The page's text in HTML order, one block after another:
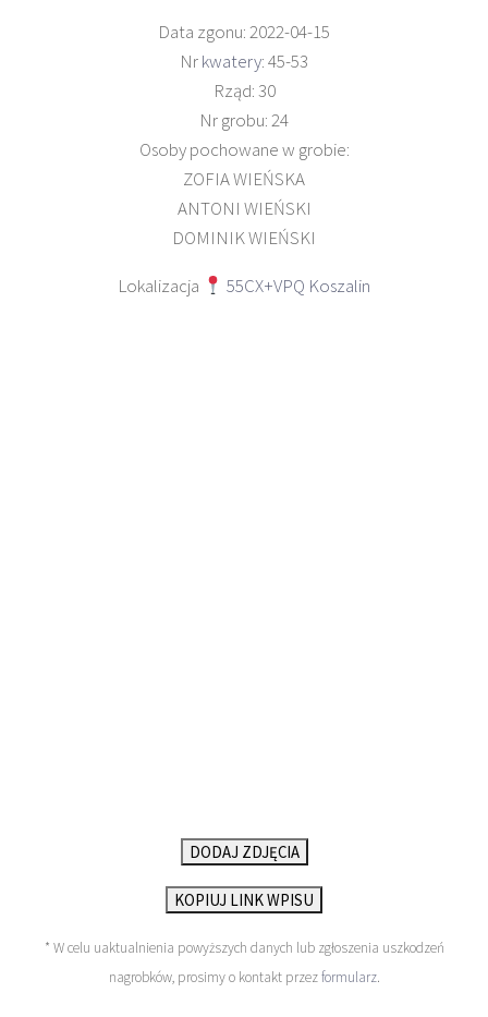
Data zgonu: 2022-04-15
Nrkwatery: 45-53
Rząd: 30
Nr grobu: 24
Osoby pochowane w grobie:
ZOFIA WIEŃSKA
ANTONI WIEŃSKI
DOMINIK WIEŃSKI
Lokalizacja
55CX+VPQ Koszalin
DODAJ ZDJĘCIA
KOPIUJ LINK WPISU
* W celu uaktualnienia powyższych danych lub zgłoszenia uszkodzeń
nagrobków, prosimy o kontakt przezformularz.